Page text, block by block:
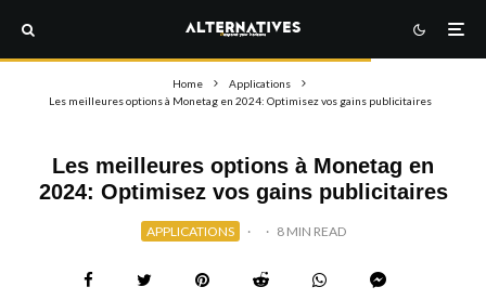
Home
Applications
Les meilleures options à Monetag en 2024: Optimisez vos gains publicitaires
Les meilleures options à Monetag en
2024: Optimisez vos gains publicitaires
APPLICATIONS · · 8 MIN READ